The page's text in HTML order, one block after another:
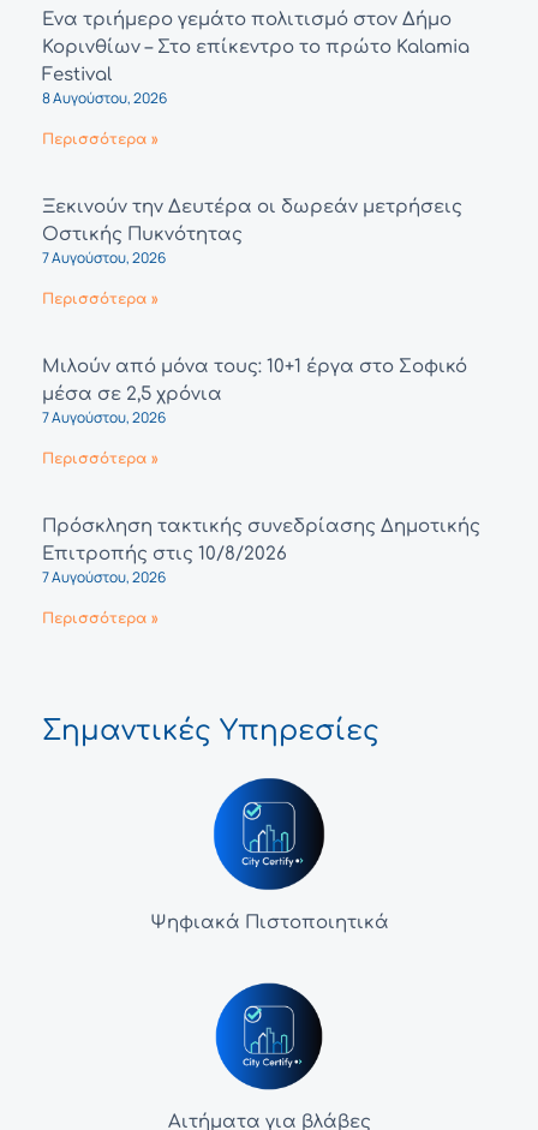
Ένα τριήμερο γεμάτο πολιτισμό στον Δήμο
Κορινθίων – Στο επίκεντρο το πρώτο Kalamia
Festival
8 Αυγούστου, 2026
Περισσότερα »
Ξεκινούν την Δευτέρα οι δωρεάν μετρήσεις
Οστικής Πυκνότητας
7 Αυγούστου, 2026
Περισσότερα »
Μιλούν από μόνα τους: 10+1 έργα στο Σοφικό
μέσα σε 2,5 χρόνια
7 Αυγούστου, 2026
Περισσότερα »
Πρόσκληση τακτικής συνεδρίασης Δημοτικής
Επιτροπής στις 10/8/2026
7 Αυγούστου, 2026
Περισσότερα »
Σημαντικές Υπηρεσίες
Ψηφιακά Πιστοποιητικά
Αιτήματα για βλάβες